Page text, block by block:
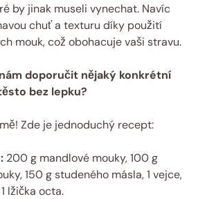
by jinak museli vynechat. Navíc
chuť a texturu díky použití
mouk, což obohacuje vaši stravu.
doporučit nějaký konkrétní
bez lepku?
Zde je jednoduchý recept:
200 g mandlové mouky, 100 g
150 g studeného másla, 1 vejce,
lžička octa.